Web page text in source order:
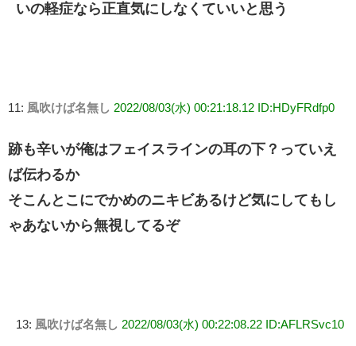
いの軽症なら正直気にしなくていいと思う
11: 風吹けば名無し 2022/08/03(水) 00:21:18.12 ID:HDyFRdfp0
跡も辛いが俺はフェイスラインの耳の下？っていえ
ば伝わるか
そこんとこにでかめのニキビあるけど気にしてもし
ゃあないから無視してるぞ
13: 風吹けば名無し 2022/08/03(水) 00:22:08.22 ID:AFLRSvc10